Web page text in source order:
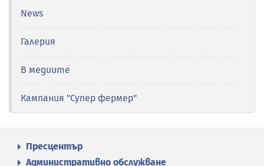
News
Галерия
В медиите
Кампания "Супер фермер"
Пресцентър
Административно обслужване